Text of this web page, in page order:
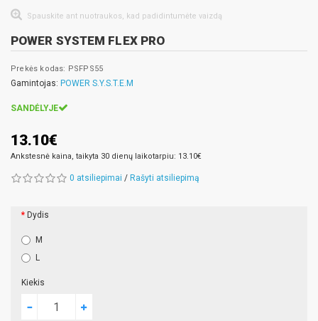
Spauskite ant nuotraukos, kad padidintumėte vaizdą
POWER SYSTEM FLEX PRO
Prekės kodas: PSFPS55
Gamintojas: POWER S.Y.S.T.E.M
SANDĖLYJE
13.10€
Ankstesnė kaina, taikyta 30 dienų laikotarpiu: 13.10€
0 atsiliepimai / Rašyti atsiliepimą
Dydis
M
L
Kiekis